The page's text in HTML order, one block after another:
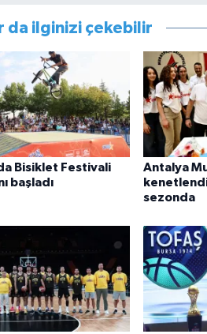
da ilginizi çekebilir
Bisiklet Festivali
başladı
Antalya
sezonda